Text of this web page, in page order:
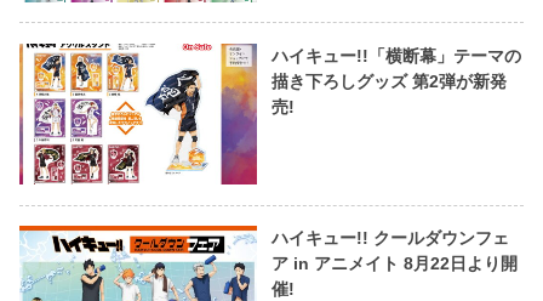
ハイキュー!!「横断幕」テーマの
描き下ろしグッズ 第2弾が新発
売!
ハイキュー!! クールダウンフェ
ア in アニメイト 8月22日より開
催!